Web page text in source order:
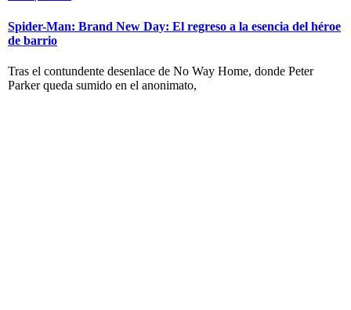
Spider-Man: Brand New Day: El regreso a la esencia del héroe
de barrio
Tras el contundente desenlace de No Way Home, donde Peter
Parker queda sumido en el anonimato,